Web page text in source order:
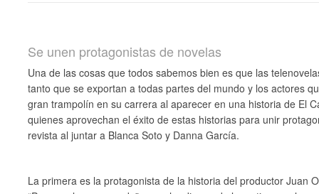
Se unen protagonistas de novelas
Una de las cosas que todos sabemos bien es que las
tanto que se exportan a todas partes del mundo y los actores
gran trampolín en su carrera al aparecer en una historia de El
quienes aprovechan el éxito de estas historias para unir
revista al juntar a Blanca Soto y Danna García.
La primera es la protagonista de la historia del productor Juan